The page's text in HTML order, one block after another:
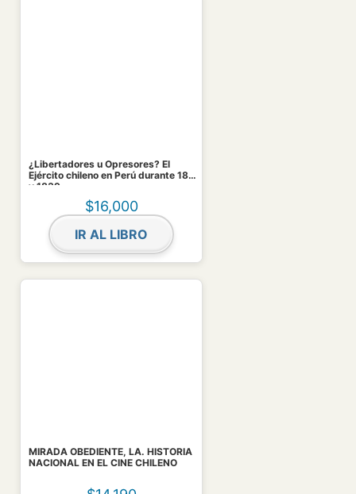
¿Libertadores u Opresores? El
Ejército chileno en Perú durante 1837
y 1839
$16,000
IR AL LIBRO
MIRADA OBEDIENTE, LA. HISTORIA
NACIONAL EN EL CINE CHILENO